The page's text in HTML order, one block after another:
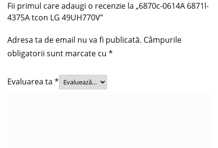
Fii primul care adaugi o recenzie la „6870c-0614A 6871l-
4375A tcon LG 49UH770V”
Adresa ta de email nu va fi publicată. Câmpurile
obligatorii sunt marcate cu *
Evaluarea ta *